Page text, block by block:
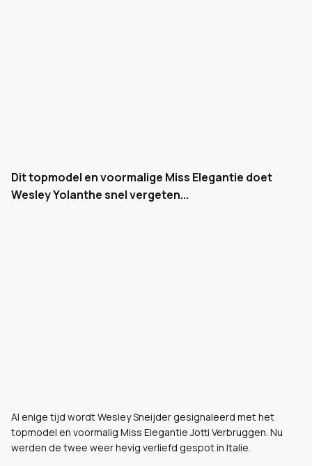
Dit topmodel en voormalige Miss Elegantie doet
Wesley Yolanthe snel vergeten...
Al enige tijd wordt Wesley Sneijder gesignaleerd met het
topmodel en voormalig Miss Elegantie Jotti Verbruggen. Nu
werden de twee weer hevig verliefd gespot in Italie.